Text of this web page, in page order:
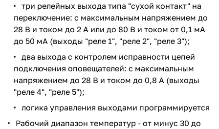
три релейных выхода типа "сухой контакт" на
переключение: с максимальным напряжением до
28 В и током до 2 А или до 80 В и током от 0,1 мА
до 50 мА (выходы "реле 1", "реле 2", "реле 3");
два выхода с контролем исправности цепей
подключения оповещателей: с максимальным
напряжением до 28 В и током до 0,8 А (выходы
"реле 4", "реле 5");
логика управления выходами программируется
Рабочий диапазон температур - от минус 30 до